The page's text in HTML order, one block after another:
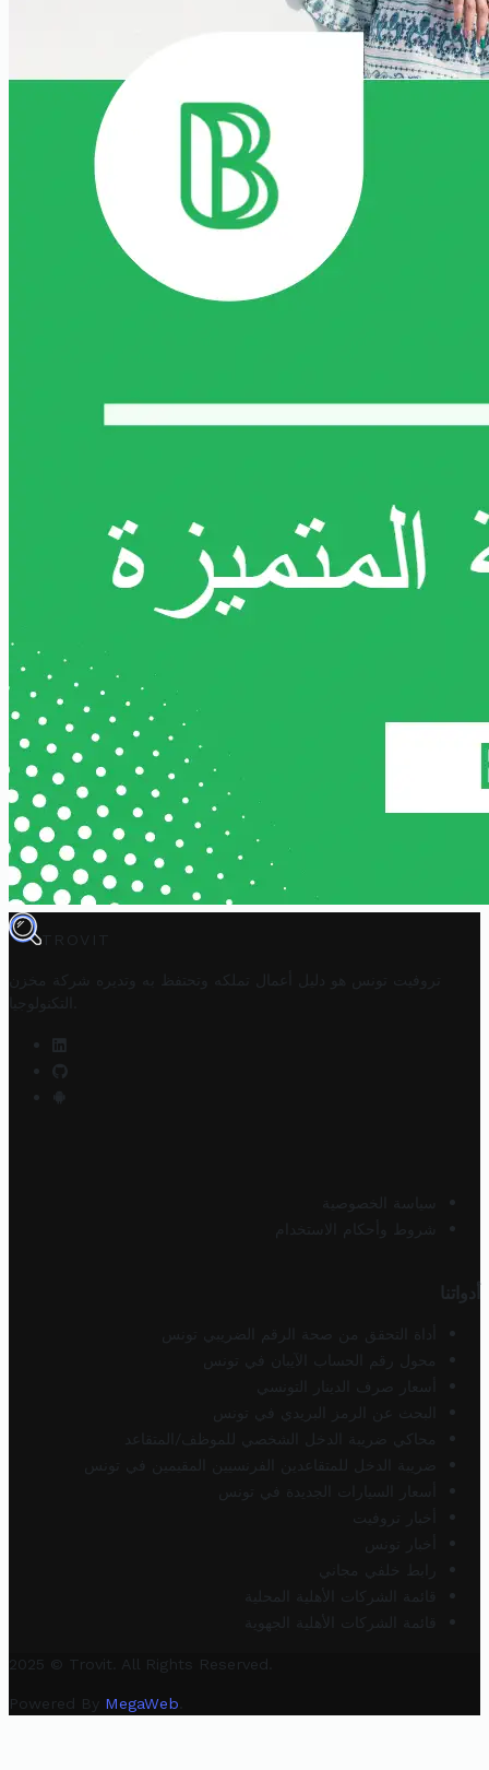
TROVIT
تروفيت تونس هو دليل أعمال تملكه وتحتفظ به وتديره
شركة مخزن
التكنولوجيا
سياسة الخصوصية
شروط وأحكام الاستخدام
أدواتنا
أداة التحقق من صحة الرقم الضريبي تونس
محول رقم الحساب الآيبان في تونس
أسعار صرف الدينار التونسي
البحث عن الرمز البريدي في تونس
محاكي ضريبة الدخل الشخصي للموظف/المتقاعد
ضريبة الدخل للمتقاعدين الفرنسيين المقيمين في تونس
أسعار السيارات الجديدة في تونس
أخبار تروفيت
أخبار تونس
رابط خلفي مجاني
قائمة الشركات الأهلية المحلية
قائمة الشركات الأهلية الجهوية
2025 © Trovit. All Rights Reserved.
Powered By MegaWeb